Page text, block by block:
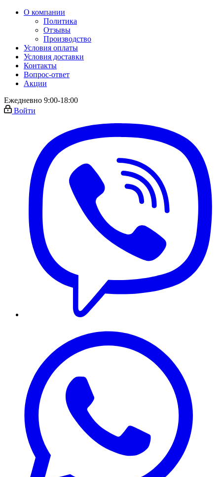
О компании
Политика
Отзывы
Производство
Условия оплаты
Условия доставки
Контакты
Вопрос-ответ
Акции
Ежедневно 9:00-18:00
Войти